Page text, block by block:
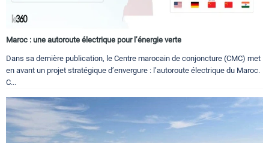
Maroc : une autoroute électrique pour l’énergie verte
Dans sa dernière publication, le Centre marocain de conjoncture (CMC) met
en avant un projet stratégique d’envergure : l’autoroute électrique du Maroc.
C...